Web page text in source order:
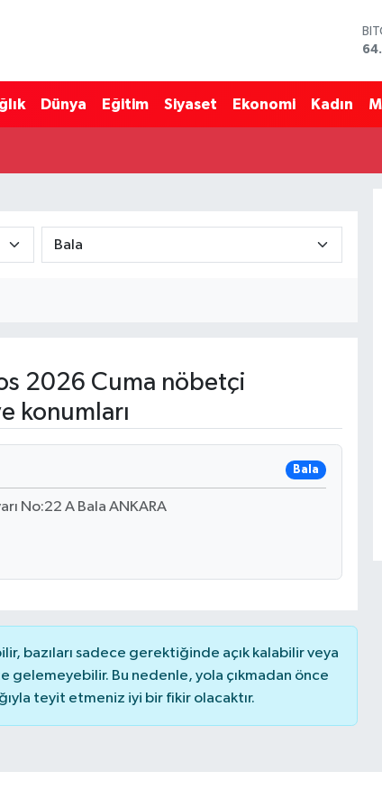
Dünya Eğitim Siyaset Ekonomi Kadın
2026 Cuma nöbetçi
konumları
Bala
No:22 A Bala ANKARA
bazıları sadece gerektiğinde açık kalabilir veya
Bu nedenle, yola çıkmadan önce
teyit etmeniz iyi bir fikir olacaktır.